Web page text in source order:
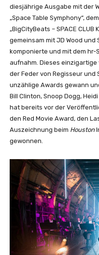
diesjährige Ausgabe mit der
„Space Table Symphony“,
„BigCityBeats – SPACE CLUB
gemeinsam mit JD Wood
komponierte und mit dem
aufnahm. Dieses
der Feder von Regisseur
unzählige Awards gewann
Bill Clinton, Snoop Dogg,
hat bereits vor der
den Red Movie Award, den
Auszeichnung beim Houston
gewonnen.